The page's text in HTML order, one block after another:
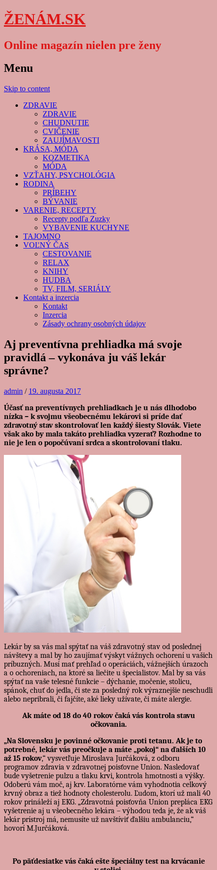
ŽENÁM.SK
Online magazín nielen pre ženy
Menu
Skip to content
ZDRAVIE
ZDRAVIE
CHUDNUTIE
CVIČENIE
ZAUJÍMAVOSTI
KRÁSA, MÓDA
KOZMETIKA
MÓDA
VZŤAHY, PSYCHOLÓGIA
RODINA
PRÍBEHY
BÝVANIE
VARENIE, RECEPTY
Recepty podľa Zuzky
VYBAVENIE KUCHYNE
TAJOMNO
VOĽNÝ ČAS
CESTOVANIE
RELAX
KNIHY
HUDBA
TV, FILM, SERIÁLY
Kontakt a inzercia
Kontakt
Inzercia
Zásady ochrany osobných údajov
Aj preventívna prehliadka má svoje
pravidlá – vykonáva ju váš lekár
správne?
admin / 19. augusta 2017
Účasť na preventívnych prehliadkach je u nás dlhodobo
nízka – k svojmu všeobecnému lekárovi si príde dať
zdravotný stav skontrolovať len každý šiesty Slovák. Viete
však ako by mala takáto prehliadka vyzerať? Rozhodne to
nie je len o popočúvaní srdca a skontrolovaní tlaku.
Lekár by sa vás mal spýtať na váš zdravotný stav od poslednej
návštevy a mal by ho zaujímať výskyt vážnych ochorení u vašich
príbuzných. Musí mať prehľad o operáciách, vážnejších úrazoch
a o ochoreniach, na ktoré sa liečite u špecialistov. Mal by sa vás
spýtať na vaše telesné funkcie – dýchanie, močenie, stolicu,
spánok, chuť do jedla, či ste za posledný rok výraznejšie neschudli
alebo nepribrali, či fajčíte, aké lieky užívate, či máte alergie.
Ak máte od 18 do 40 rokov čaká vás kontrola stavu
očkovania.
„Na Slovensku je povinné očkovanie proti tetanu. Ak je to
potrebné, lekár vás preočkuje a máte „pokoj“ na ďalších 10
až 15 rokov,“ vysvetľuje Miroslava Jurčáková, z odboru
programov zdravia v zdravotnej poisťovne Union. Nasledovať
bude vyšetrenie pulzu a tlaku krvi, kontrola hmotnosti a výšky.
Odoberú vám moč, aj krv. Laboratórne vám vyhodnotia celkový
krvný obraz a tiež hodnoty cholesterolu. Ľudom, ktorí už mali 40
rokov prináleží aj EKG. „Zdravotná poisťovňa Union prepláca EKG
vyšetrenie aj u všeobecného lekára – výhodou teda je, že ak váš
lekár prístroj má, nemusíte už navštíviť ďalšiu ambulanciu,“
hovorí M.Jurčáková.
Po päťdesiatke vás čaká ešte špeciálny test na krvácanie